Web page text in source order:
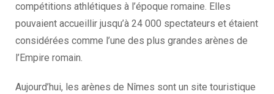
compétitions athlétiques à l’époque romaine. Elles
pouvaient accueillir jusqu’à 24 000 spectateurs et étaient
considérées comme l’une des plus grandes arènes de
l’Empire romain.
Aujourd’hui, les arènes de Nîmes sont un site touristique